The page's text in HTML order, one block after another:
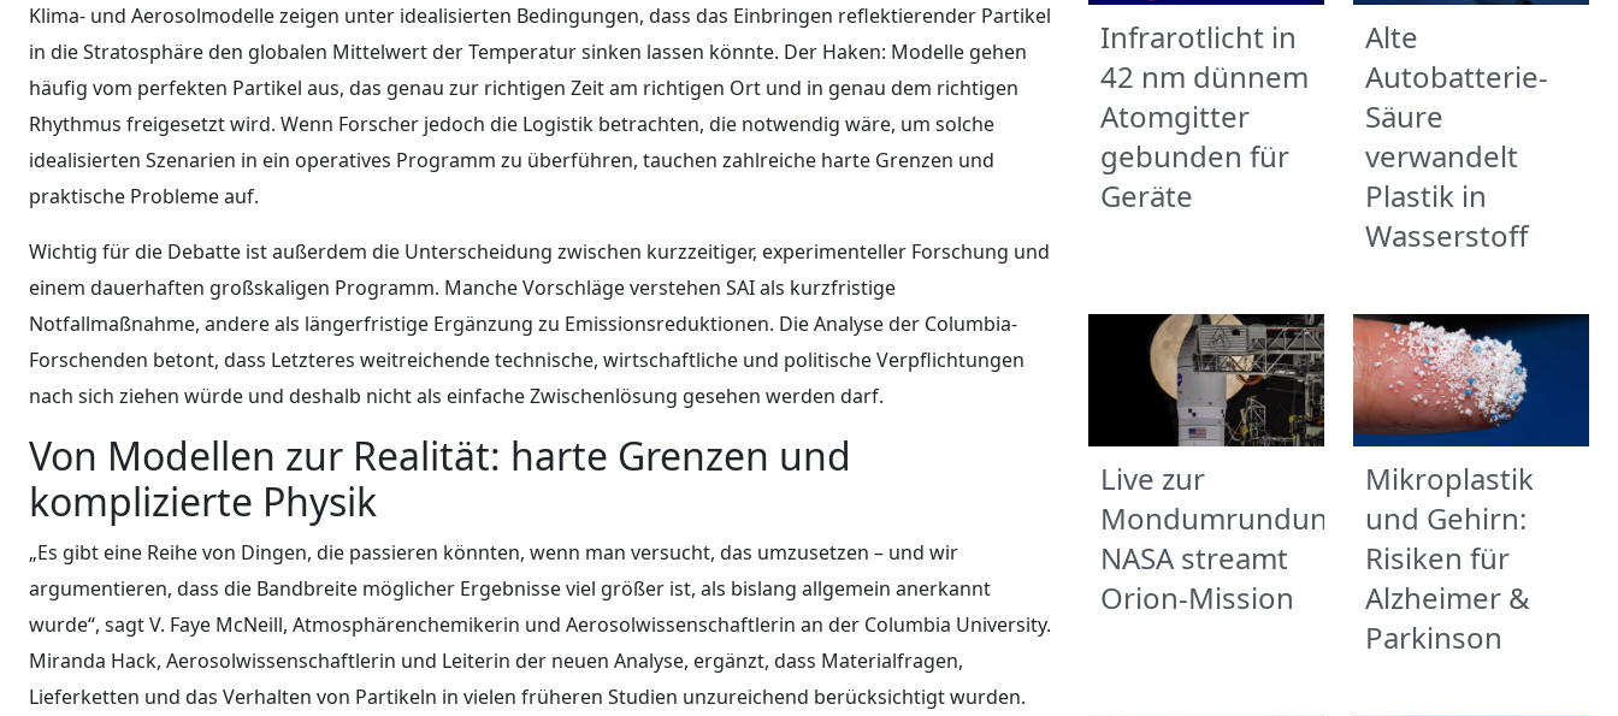
Klima- und Aerosolmodelle zeigen unter idealisierten Bedingungen, dass das Einbringen reflektierender Partikel
in die Stratosphäre den globalen Mittelwert der Temperatur sinken lassen könnte. Der Haken: Modelle gehen
häufig vom perfekten Partikel aus, das genau zur richtigen Zeit am richtigen Ort und in genau dem richtigen
Rhythmus freigesetzt wird. Wenn Forscher jedoch die Logistik betrachten, die notwendig wäre, um solche
idealisierten Szenarien in ein operatives Programm zu überführen, tauchen zahlreiche harte Grenzen und
praktische Probleme auf.
Wichtig für die Debatte ist außerdem die Unterscheidung zwischen kurzzeitiger, experimenteller Forschung und
einem dauerhaften großskaligen Programm. Manche Vorschläge verstehen SAI als kurzfristige
Notfallmaßnahme, andere als längerfristige Ergänzung zu Emissionsreduktionen. Die Analyse der Columbia-
Forschenden betont, dass Letzteres weitreichende technische, wirtschaftliche und politische Verpflichtungen
nach sich ziehen würde und deshalb nicht als einfache Zwischenlösung gesehen werden darf.
Von Modellen zur Realität: harte Grenzen und
komplizierte Physik
„Es gibt eine Reihe von Dingen, die passieren könnten, wenn man versucht, das umzusetzen – und wir
argumentieren, dass die Bandbreite möglicher Ergebnisse viel größer ist, als bislang allgemein anerkannt
wurde“, sagt V. Faye McNeill, Atmosphärenchemikerin und Aerosolwissenschaftlerin an der Columbia University.
Miranda Hack, Aerosolwissenschaftlerin und Leiterin der neuen Analyse, ergänzt, dass Materialfragen,
Lieferketten und das Verhalten von Partikeln in vielen früheren Studien unzureichend berücksichtigt wurden.
Infrarotlicht in
42 nm dünnem
Atomgitter
gebunden für
Geräte
Alte
Autobatterie-
Säure
verwandelt
Plastik in
Wasserstoff
Live zur
Mondumrundung:
NASA streamt
Orion-Mission
Mikroplastik
und Gehirn:
Risiken für
Alzheimer &
Parkinson